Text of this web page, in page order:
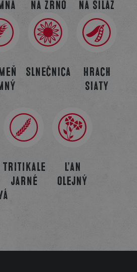
na zrno
na siláž
Slnečnica
Hrach
siaty
Tritikale
jarné
Ľan
olejný